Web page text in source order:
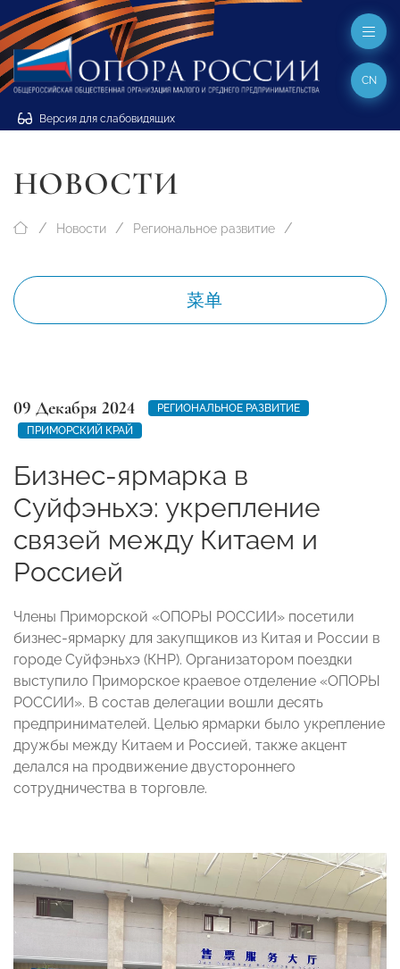
Версия для слабовидящих
CN
НОВОСТИ
Новости Региональное развитие
菜单
09 Декабря 2024
РЕГИОНАЛЬНОЕ РАЗВИТИЕ
ПРИМОРСКИЙ КРАЙ
Бизнес-ярмарка в
Суйфэньхэ: укрепление
связей между Китаем и
Россией
Члены Приморской «ОПОРЫ РОССИИ» посетили
бизнес-ярмарку для закупщиков из Китая и России в
городе Суйфэньхэ (КНР). Организатором поездки
выступило Приморское краевое отделение «ОПОРЫ
РОССИИ». В состав делегации вошли десять
предпринимателей. Целью ярмарки было укрепление
дружбы между Китаем и Россией, также акцент
делался на продвижение двустороннего
сотрудничества в торговле.